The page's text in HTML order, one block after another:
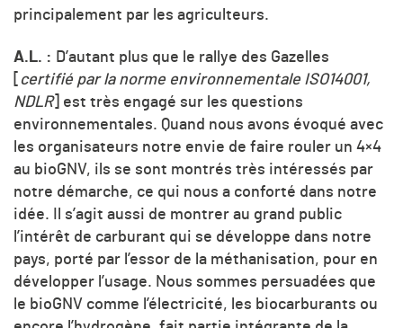
principalement par les agriculteurs.
A.L. : D’autant plus que le rallye des Gazelles
certifié par la norme environnementale ISO14001,
NDLR] est très engagé sur les questions
environnementales. Quand nous avons évoqué avec
les organisateurs notre envie de faire rouler un 4×4
au bioGNV, ils se sont montrés très intéressés par
notre démarche, ce qui nous a conforté dans notre
idée. Il s’agit aussi de montrer au grand public
l’intérêt de carburant qui se développe dans notre
pays, porté par l’essor de la méthanisation, pour en
développer l’usage. Nous sommes persuadées que
le bioGNV comme l’électricité, les biocarburants ou